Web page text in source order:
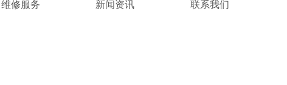
维修服务 新闻资讯 联系我们